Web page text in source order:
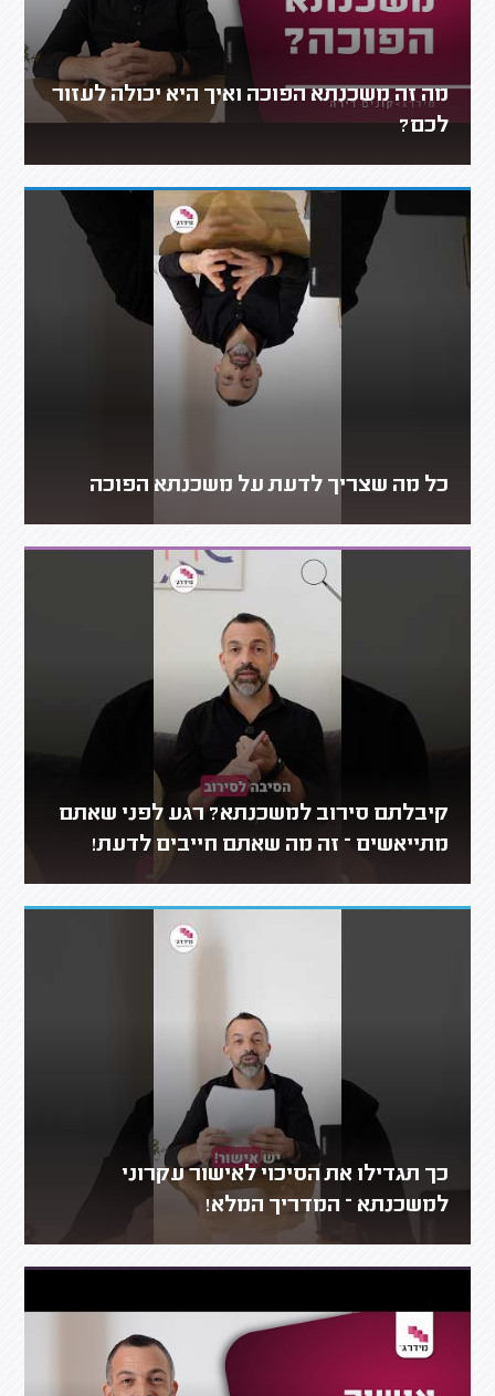
מה זה משכנתא הפוכה ואיך היא יכולה לעזור
לכם?
כל מה שצריך לדעת על משכנתא הפוכה
קיבלתם סירוב למשכנתא? רגע לפני שאתם
מתייאשים – זה מה שאתם חייבים לדעת!
כך תגדילו את הסיכוי לאישור עקרוני
למשכנתא – המדריך המלא!